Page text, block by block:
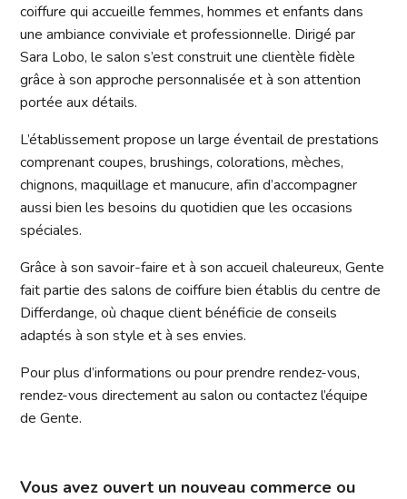
coiffure qui accueille femmes, hommes et enfants dans
une ambiance conviviale et professionnelle. Dirigé par
Sara Lobo, le salon s’est construit une clientèle fidèle
grâce à son approche personnalisée et à son attention
portée aux détails.
L’établissement propose un large éventail de prestations
comprenant coupes, brushings, colorations, mèches,
chignons, maquillage et manucure, afin d’accompagner
aussi bien les besoins du quotidien que les occasions
spéciales.
Grâce à son savoir-faire et à son accueil chaleureux, Gente
fait partie des salons de coiffure bien établis du centre de
Differdange, où chaque client bénéficie de conseils
adaptés à son style et à ses envies.
Pour plus d’informations ou pour prendre rendez-vous,
rendez-vous directement au salon ou contactez l’équipe
de Gente.
Vous avez ouvert un nouveau commerce ou